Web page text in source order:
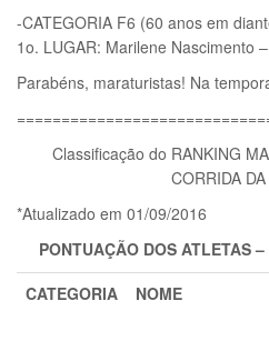
-CATEGORIA F6 (60 anos em
1o. LUGAR: Marilene Nascimento
Parabéns, maraturistas! Na
Classificação do RANKING
CORRIDA
*Atualizado em 01/09/2016
PONTUAÇÃO DOS ATLETAS
CATEGORIA
NOME